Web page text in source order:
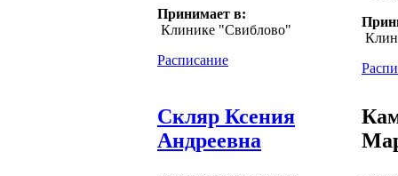
Принимает в:
Клинике "Свиблово"
Расписание
Скляр Ксения
Андреевна